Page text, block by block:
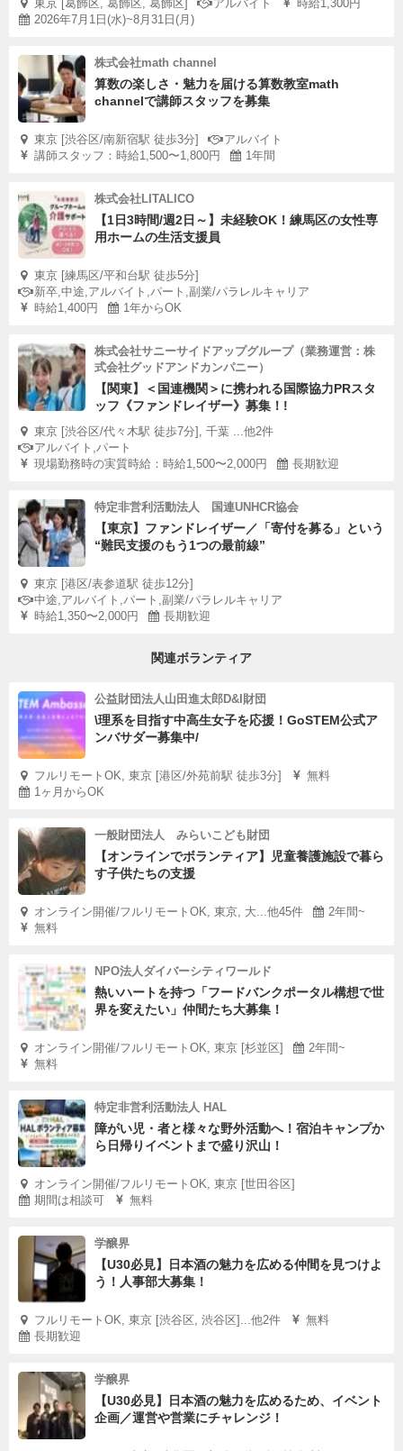
東京 [葛飾区, 葛飾区, 葛飾区] アルバイト
時給1,300円
2026年7月1日(水)~8月31日(月)
株式会社math channel
算数の楽しさ・魅力を届ける算数教室math
channelで講師スタッフを募集
東京 [渋谷区/南新宿駅 徒歩3分]
アルバイト
講師スタッフ：時給1,500〜1,800円
1年間
株式会社LITALICO
【1日3時間/週2日～】未経験OK！練馬区の女性専
用ホームの生活支援員
東京 [練馬区/平和台駅 徒歩5分]
新卒,中途,アルバイト,パート,副業/パラレルキャリア
時給1,400円
1年からOK
株式会社サニーサイドアップグループ（業務運営：株
式会社グッドアンドカンパニー）
【関東】＜国連機関＞に携われる国際協力PRスタ
ッフ《ファンドレイザー》募集！!
東京 [渋谷区/代々木駅 徒歩7分], 千葉 ...他2件
アルバイト,パート
現場勤務時の実質時給：時給1,500〜2,000円
長期歓迎
特定非営利活動法人 国連UNHCR協会
【東京】ファンドレイザー／「寄付を募る」という
“難民支援のもう1つの最前線”
東京 [港区/表参道駅 徒歩12分]
中途,アルバイト,パート,副業/パラレルキャリア
時給1,350〜2,000円
長期歓迎
関連ボランティア
公益財団法人山田進太郎D&I財団
\理系を目指す中高生女子を応援！GoSTEM公式ア
ンバサダー募集中/
フルリモートOK, 東京 [港区/外苑前駅 徒歩3分]
無料
1ヶ月からOK
一般財団法人 みらいこども財団
【オンラインでボランティア】児童養護施設で暮ら
す子供たちの支援
オンライン開催/フルリモートOK, 東京, 大...他45件
2年間~
無料
NPO法人ダイバーシティワールド
熱いハートを持つ「フードバンクポータル構想で世
界を変えたい」仲間たち大募集！
オンライン開催/フルリモートOK, 東京 [杉並区]
2年間~
無料
特定非営利活動法人 HAL
障がい児・者と様々な野外活動へ！宿泊キャンプか
ら日帰りイベントまで盛り沢山！
オンライン開催/フルリモートOK, 東京 [世田谷区]
期間は相談可
無料
学醸界
【U30必見】日本酒の魅力を広める仲間を見つけよ
う！人事部大募集！
フルリモートOK, 東京 [渋谷区, 渋谷区]...他2件
無料
長期歓迎
学醸界
【U30必見】日本酒の魅力を広めるため、イベント
企画／運営や営業にチャレンジ！